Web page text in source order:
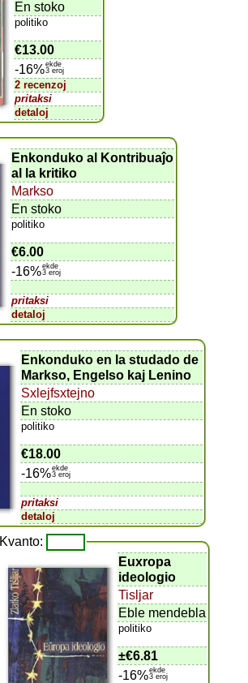
En stoko
politiko
€13.00
-16%ekde
3 eroj
2 recenzoj
pritaksi
detaloj
Enkonduko al Kontribuaĵo
al la kritiko
Markso
En stoko
politiko
€6.00
-16%ekde
3 eroj
pritaksi
detaloj
Enkonduko en la studado de
Markso, Engelso kaj Lenino
Sxlejfsxtejno
En stoko
politiko
€18.00
-16%ekde
3 eroj
pritaksi
detaloj
Kvanto:
Euxropa
ideologio
Tisljar
Eble mendebla
politiko
±€6.81
-16%ekde
3 eroj